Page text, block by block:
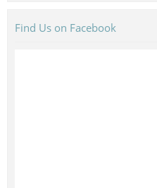
Find Us on Facebook